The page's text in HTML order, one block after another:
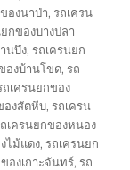
องนาป่า,รถเครน
กของบางปลา
นบึง,รถเครนยก
องบ้านโขด,รถ
ถเครนยกของ
องสัตหีบ,รถเครน
เครนยกของหนอง
ไม้แดง,รถเครนยก
องเกาะจันทร์,รถ